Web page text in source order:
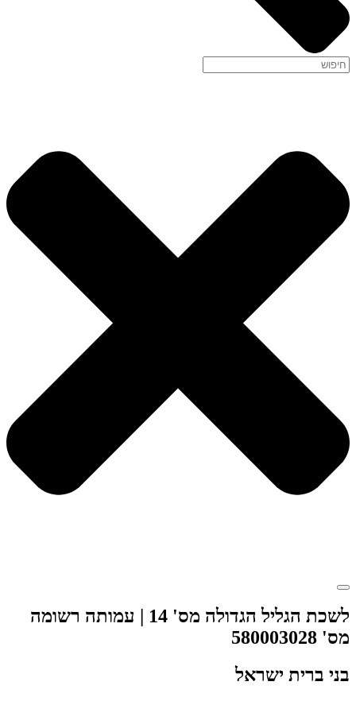
לשכת הגליל הגדולה מס' 14 | עמותה רשומה
מס' 580003028
בני ברית ישראל